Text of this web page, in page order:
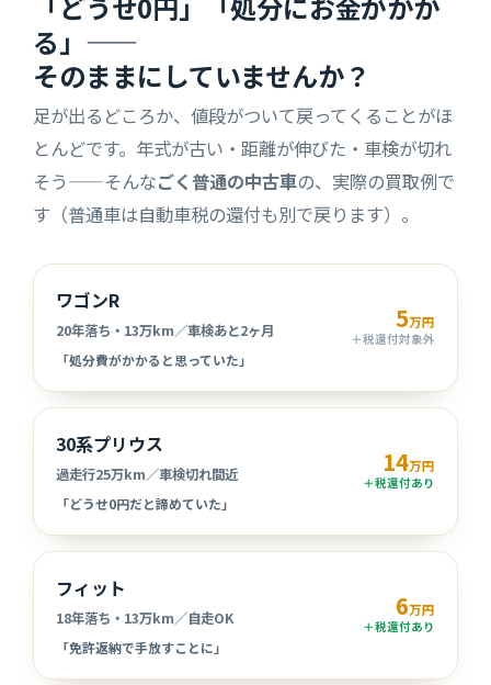
る」——
そのままにしていませんか？
足が出るどころか、値段がついて戻ってくることがほ
とんどです。年式が古い・距離が伸びた・車検が切れ
そう——そんなごく普通の中古車の、実際の買取例で
す（普通車は自動車税の還付も別で戻ります）。
ワゴンR
20年落ち・13万km／車検あと2ヶ月
「処分費がかかると思っていた」
5万円
＋税還付対象外
30系プリウス
過走行25万km／車検切れ間近
「どうせ0円だと諦めていた」
14万円
＋税還付あり
フィット
18年落ち・13万km／自走OK
「免許返納で手放すことに」
6万円
＋税還付あり